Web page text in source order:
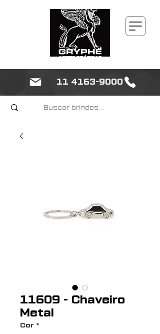
11 4163-9000
11609 - Chaveiro
Metal
Cor *